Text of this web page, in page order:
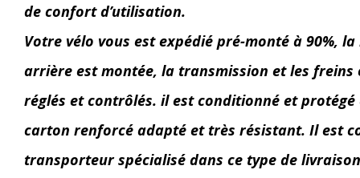
de confort d’utilisation.
Votre vélo vous est expédié pré-monté à 90%,
arrière est montée, la transmission et les freins
réglés et contrôlés. il est conditionné et protégé
carton renforcé adapté et très résistant. Il est
transporteur spécialisé dans ce type de